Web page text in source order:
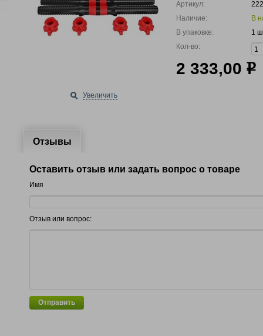
Увеличить
Артикул:
Наличие:
В
В упаковке:
1
Кол-во:
2 333,00 р
Отзывы
Оставить отзыв или задать вопрос о товаре
Имя
Отзыв или вопрос:
Отправить